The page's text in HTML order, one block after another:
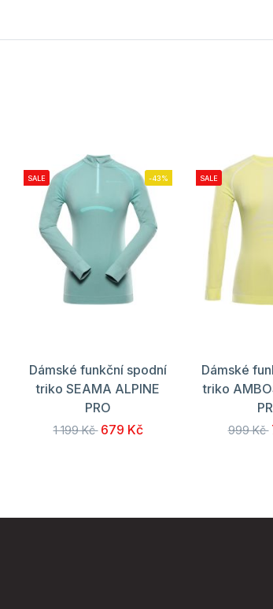
SALE -43%
Dámské funkční spodní
triko SEAMA ALPINE
PRO
1 199 Kč 679 Kč
SALE
Dámské
triko
999 Kč